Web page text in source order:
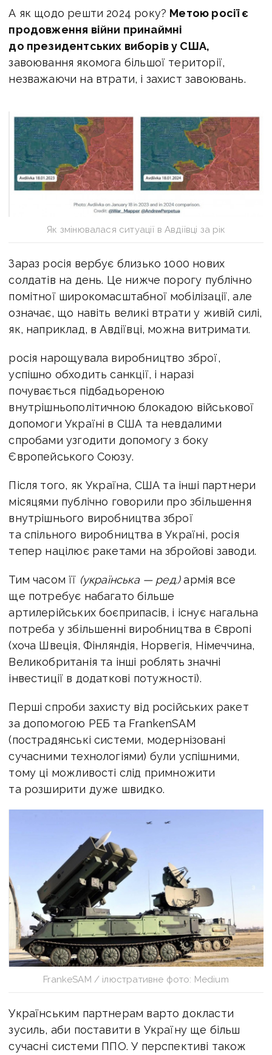
А як щодо решти 2024 року? Метою росії є
продовження війни принаймні
до президентських виборів у США,
завоювання якомога більшої території,
незважаючи на втрати, і захист завоювань.
Як змінювалася ситуації в Авдіївці за рік
Зараз росія вербує близько 1000 нових
солдатів на день. Це нижче порогу публічно
помітної широкомасштабної мобілізації, але
означає, що навіть великі втрати у живій силі,
як, наприклад, в Авдіївці, можна витримати.
росія нарощувала виробництво зброї,
успішно обходить санкції, і наразі
почувається підбадьореною
внутрішньополітичною блокадою військової
допомоги Україні в США та невдалими
спробами узгодити допомогу з боку
Європейського Союзу.
Після того, як Україна, США та інші партнери
місяцями публічно говорили про збільшення
внутрішнього виробництва зброї
та спільного виробництва в Україні, росія
тепер націлює ракетами на збройові заводи.
Тим часом її (українська — ред.)армія все
ще потребує набагато більше
артилерійських боєприпасів, і існує нагальна
потреба у збільшенні виробництва в Європі
(хоча Швеція, Фінляндія, Норвегія, Німеччина,
Великобританія та інші роблять значні
інвестиції в додаткові потужності).
Перші спроби захисту від російських ракет
за допомогою РЕБ та FrankenSAM
(пострадянські системи, модернізовані
сучасними технологіями) були успішними,
тому ці можливості слід примножити
та розширити дуже швидко.
FrankeSAM / ілюстративне фото: Medium
Українським партнерам варто докласти
зусиль, аби поставити в Україну ще більш
сучасні системи ППО. У перспективі також